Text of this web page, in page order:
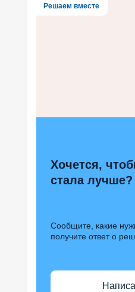
Решаем вместе
Хочется,
стала лучше?
Сообщите, какие
получите ответ о